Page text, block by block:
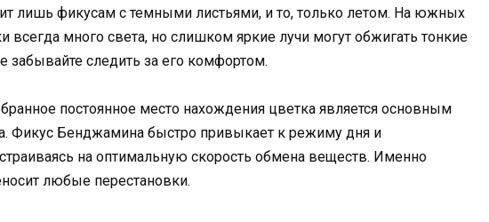
лишь фикусам с темными листьями, и то, только летом. На южных
всегда много света, но слишком яркие лучи могут обжигать тонкие
забывайте следить за его комфортом.
постоянное место нахождения цветка является основным
Фикус Бенджамина быстро привыкает к режиму дня и
на оптимальную скорость обмена веществ. Именно
любые перестановки.